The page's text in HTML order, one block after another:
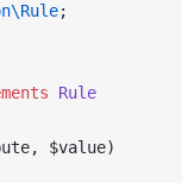
;
Rule
$value)